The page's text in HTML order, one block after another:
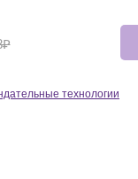
технологии